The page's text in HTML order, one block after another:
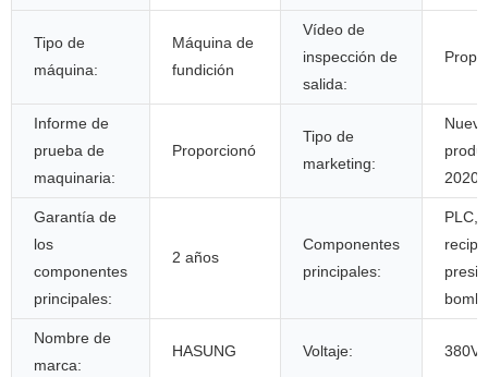
Tipo de
máquina:
Máquina de
fundición
Vídeo de
inspección de
salida:
Informe de
prueba de
maquinaria:
Proporcionó
Tipo de
marketing:
Nuevo
2020
Garantía de
los
componentes
principales:
2 años
Componentes
principales:
PLC,
Nombre de
marca:
HASUNG Voltaje: 380V